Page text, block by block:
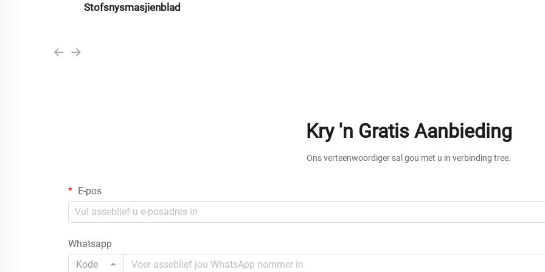
Stofsnysmasjienblad
Kry 'n Gratis Aanbieding
Ons verteenwoordiger sal gou met u in verbinding tree.
E-pos
Whatsapp
Kode